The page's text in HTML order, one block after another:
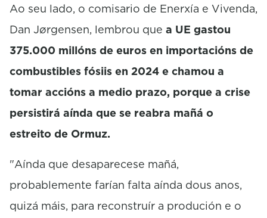
Ao seu lado, o comisario de Enerxía e Vivenda,
Dan Jørgensen, lembrou que a UE gastou
375.000 millóns de euros en importacións de
combustibles fósiis en 2024 e chamou a
tomar accións a medio prazo, porque a crise
persistirá aínda que se reabra mañá o
estreito de Ormuz.
"Aínda que desaparecese mañá,
probablemente farían falta aínda dous anos,
quizá máis, para reconstruír a produción e o